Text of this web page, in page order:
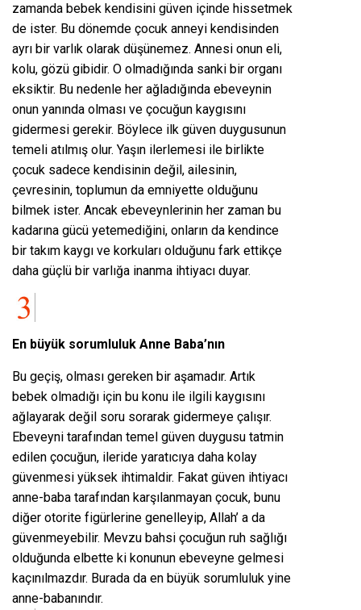
zamanda bebek kendisini güven içinde hissetmek
de ister. Bu dönemde çocuk anneyi kendisinden
ayrı bir varlık olarak düşünemez. Annesi onun eli,
kolu, gözü gibidir. O olmadığında sanki bir organı
eksiktir. Bu nedenle her ağladığında ebeveynin
onun yanında olması ve çocuğun kaygısını
gidermesi gerekir. Böylece ilk güven duygusunun
temeli atılmış olur. Yaşın ilerlemesi ile birlikte
çocuk sadece kendisinin değil, ailesinin,
çevresinin, toplumun da emniyette olduğunu
bilmek ister. Ancak ebeveynlerinin her zaman bu
kadarına gücü yetemediğini, onların da kendince
bir takım kaygı ve korkuları olduğunu fark ettikçe
daha güçlü bir varlığa inanma ihtiyacı duyar.
En büyük sorumluluk Anne Baba’nın
Bu geçiş, olması gereken bir aşamadır. Artık
bebek olmadığı için bu konu ile ilgili kaygısını
ağlayarak değil soru sorarak gidermeye çalışır.
Ebeveyni tarafından temel güven duygusu tatmin
edilen çocuğun, ileride yaratıcıya daha kolay
güvenmesi yüksek ihtimaldir. Fakat güven ihtiyacı
anne-baba tarafından karşılanmayan çocuk, bunu
diğer otorite figürlerine genelleyip, Allah’ a da
güvenmeyebilir. Mevzu bahsi çocuğun ruh sağlığı
olduğunda elbette ki konunun ebeveyne gelmesi
kaçınılmazdır. Burada da en büyük sorumluluk yine
anne-babanındır.